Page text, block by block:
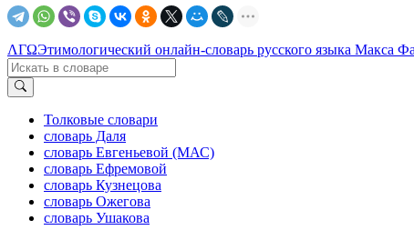
ΛΓΩЭтимологический онлайн-словарь русского языка Макса
Толковые словари
словарь Даля
словарь Евгеньевой (МАС)
словарь Ефремовой
словарь Кузнецова
словарь Ожегова
словарь Ушакова